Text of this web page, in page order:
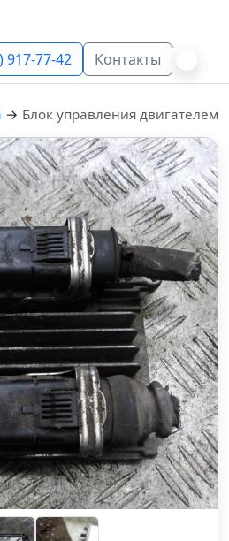
917-77-42 Контакты
→ Блок управления двигателем